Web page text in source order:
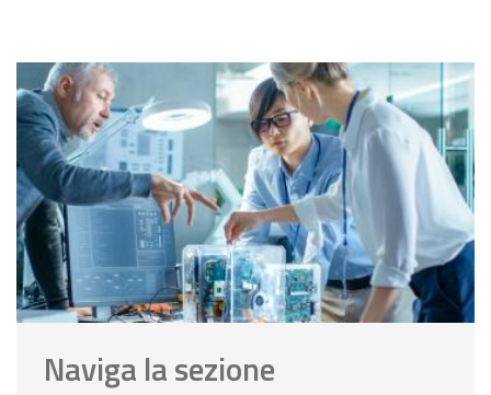
Naviga la sezione